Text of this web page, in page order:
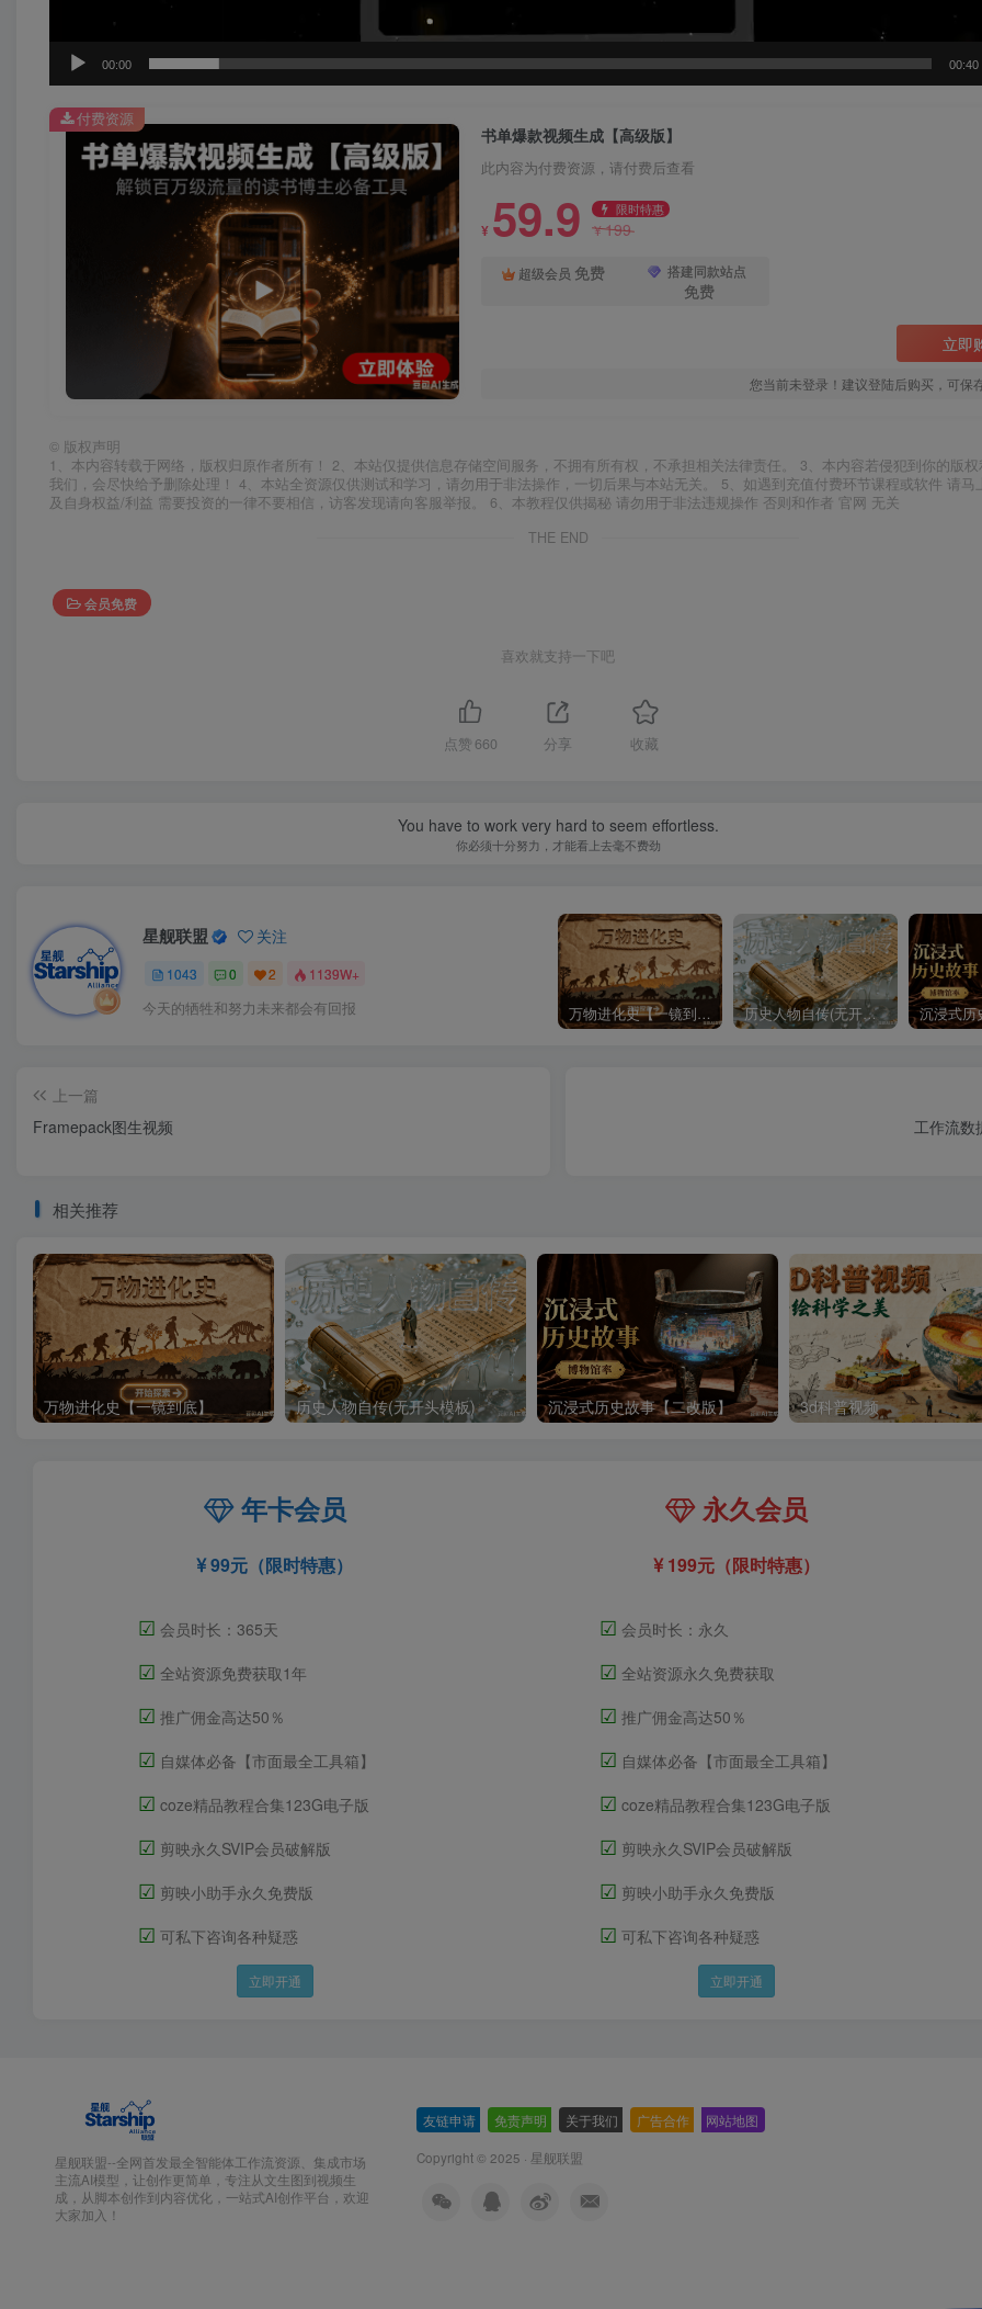
00:00 00:40
书单爆款视频生成【高级版】
此内容为付费资源，请付费后查看
¥ 59.9 限时特惠
¥199
超级会员 免费 搭建同款站点
免费
立即
您当前未登录！建议登陆后购买，可保
付费资源
© 版权声明
1、本内容转载于网络，版权归原作者所有！ 2、本站仅提供信息存储空间服务，不拥有所有权，不承担相关法律责任。 3、本内容若侵犯到你的版
我们，会尽快给予删除处理！ 4、本站全资源仅供测试和学习，请勿用于非法操作，一切后果与本站无关。 5、如遇到充值付费环节课程或软件 请马
及自身权益/利益 需要投资的一律不要相信，访客发现请向客服举报。 6、本教程仅供揭秘 请勿用于非法违规操作 否则和作者 官网 无关
THE END
会员免费
喜欢就支持一下吧
点赞 660 分享 收藏
You have to work very hard to seem effortless.
你必须十分努力，才能看上去毫不费劲
星舰联盟 关注
1043 0 2 1139W+
今天的牺牲和努力未来都会有回报 万物进化史【一镜到底】 历史人物自传(无开头模板)
上一篇
Framepack图生视频
工作流数
相关推荐
万物进化史【一镜到底】 历史人物自传(无开头模板) 沉浸式历史故事【二改版】 3d科普视频
年卡会员
99元（限时特惠）
☑ 会员时长：365天
☑ 全站资源免费获取1年
☑ 推广佣金高达50％
☑ 自媒体必备【市面最全工具箱】
☑ coze精品教程合集123G电子版
☑ 剪映永久SVIP会员破解版
☑ 剪映小助手永久免费版
☑ 可私下咨询各种疑惑
立即开通
永久会员
199元（限时特惠）
☑ 会员时长：永久
☑ 全站资源永久免费获取
☑ 推广佣金高达50％
☑ 自媒体必备【市面最全工具箱】
☑ coze精品教程合集123G电子版
☑ 剪映永久SVIP会员破解版
☑ 剪映小助手永久免费版
☑ 可私下咨询各种疑惑
立即开通
星舰联盟--全网首发最全智能体工作流资源、集成市场
主流AI模型，让创作更简单，专注从文生图到视频生
成，从脚本创作到内容优化，一站式AI创作平台，欢迎
大家加入！
友链申请 免责声明 关于我们 广告合作 网站地图
Copyright © 2025 · 星舰联盟